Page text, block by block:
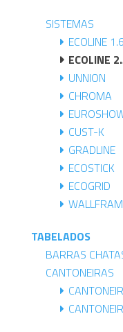
SISTEMAS
ECOLINE 1.6
ECOLINE
UNNION
CHROMA
CUST-K
GRADLINE
ECOSTICK
ECOGRID
TABELADOS
BARRAS
CANTONEIRAS